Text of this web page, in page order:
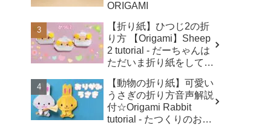
ORIGAMI
【折り紙】ひつじ2の折
り方 【Origami】Sheep
2 tutorial - だーちゃんは
ただいま折り紙をしてま
【動物の折り紙】可愛い
うさぎの折り方音声解説
付☆Origami Rabbit
tutorial - たつくりのおり